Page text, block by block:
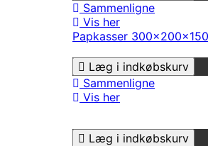
Sammenligne
Vis her
Papkasser
Læg i indkøbskurv
Sammenligne
Vis her
Læg i indkøbskurv